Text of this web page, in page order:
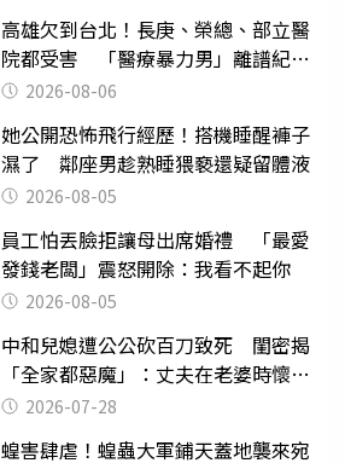
高雄欠到台北！長庚、榮總、部立醫
院都受害 「醫療暴力男」離譜紀錄
曝光2026-08-06
她公開恐怖飛行經歷！搭機睡醒褲子
濕了 鄰座男趁熟睡猥褻還疑留體液
2026-08-05
員工怕丟臉拒讓母出席婚禮 「最愛
發錢老闆」震怒開除：我看不起你
2026-08-05
中和兒媳遭公公砍百刀致死 閨密揭
「全家都惡魔」：丈夫在老婆時懷孕
摔東西
2026-07-28
蝗害肆虐！蝗蟲大軍鋪天蓋地襲來宛